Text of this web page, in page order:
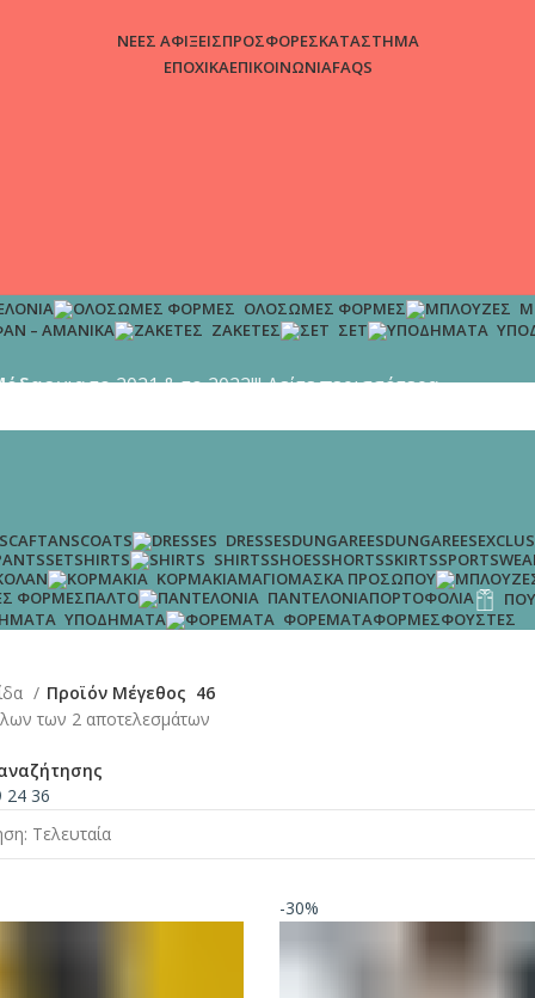
ΝΕΕΣ ΑΦΙΞΕΙΣΠΡΟΣΦΟΡΕΣΚΑΤΑΣΤΗΜΑ
ΕΠΟΧΙΚΑΕΠΙΚΟΙΝΩΝΙΑFAQS
ΟΛΌΣΩΜΕΣ ΦΌΡΜΕΣ
– ΑΜΆΝΙΚΑ
ΖΑΚΈΤΕΣ ΣΕΤ
για το 2021 & το 2022!!! Δείτε περισσότερα...
CAFTANSCOATS DRESSESDUNGAREESDUNGAREES
SETSHIRTS SHIRTSSHOESSHORTSSKIRTS
ΚΟΡΜΆΚΙΑΜΑΓΙΌΜΆΣΚΑ ΠΡΟΣΏΠΟΥ
ΦΌΡΜΕΣΠΑΛΤΌ ΠΑΝΤΕΛΌΝΙΑΠΟΡΤΟΦΌΛΙΑ
ΥΠΟΔΉΜΑΤΑ ΦΟΡΈΜΑΤΑΦΌΡΜΕΣΦΟΎΣΤΕΣ
Προϊόν Μέγεθος 46
των 2 αποτελεσμάτων
24 36
-30%